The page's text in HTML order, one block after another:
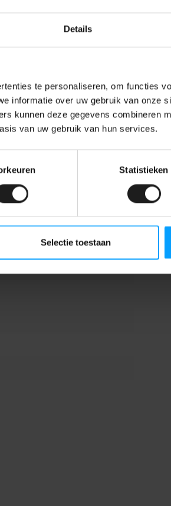
Details
te personaliseren, om functies
informatie over uw gebruik van onze
kunnen deze gegevens combineren
van uw gebruik van hun services.
Statistieken
Selectie toestaan
Spuit zowel het vilt als de
Twijfel je? Test dan eerst een
Echter, kunnen in
cellen niet worden
toepassingen of eigenschappen